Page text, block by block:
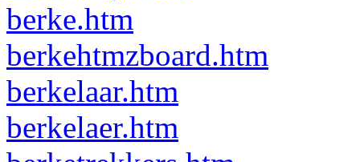
berke.htm
berkehtmzboard.htm
berkelaar.htm
berkelaer.htm